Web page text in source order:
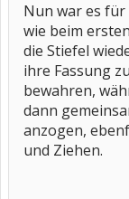
Nun war es
wie beim
die Stiefel
ihre Fassung zu
bewahren,
dann
anzogen,
und Ziehen.